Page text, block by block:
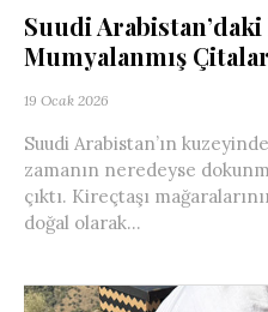
Suudi
Mumyalanmış
19 Ocak 2026
Suudi Arabistan’ın
zamanın neredeyse
çıktı. Kireçtaşı
doğal olarak...